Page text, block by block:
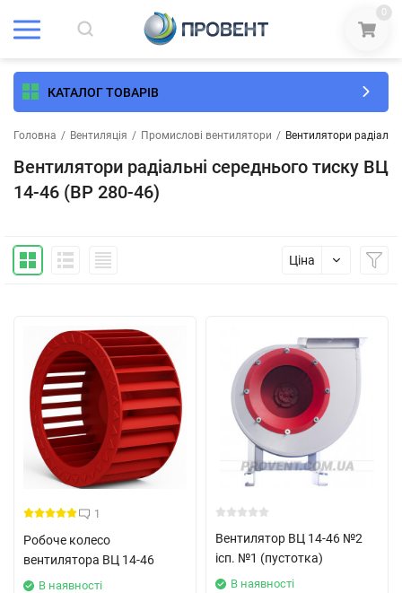
0
КАТАЛОГ ТОВАРІВ
Головна / Вентиляція / Промислові вентилятори / Вентилятори
Вентилятори радіальні середнього тиску ВЦ
14-46 (ВР 280-46)
Ціна
1
Робоче колесо
вентилятора ВЦ 14-46
В наявності
Вентилятор ВЦ 14-46 №2
ісп. №1 (пустотка)
В наявності